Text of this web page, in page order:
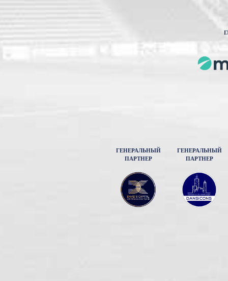
ГЕНЕРАЛЬНЫЙ
ПАРТНЕР
ГЕНЕРАЛЬНЫЙ
ПАРТНЕР